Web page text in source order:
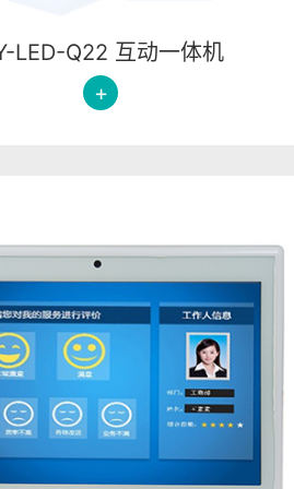
LED-Q22 互动一体机
+